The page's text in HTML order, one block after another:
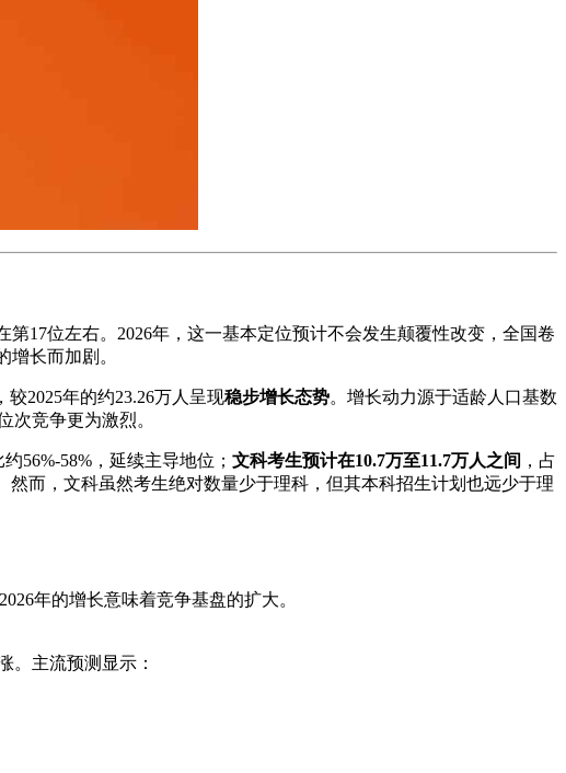
17位左右。2026年，这一基本定位预计不会发生颠覆性改变，全国卷
长而加剧。
，较2025年的约23.26万人呈现稳步增长态势。增长动力源于适龄人口基数
次竞争更为激烈。
约56%-58%，延续主导地位； 文科考生预计在10.7万至11.7万人之间 ，占
而，文科虽然考生绝对数量少于理科，但其本科招生计划也远少于理
年的增长意味着竞争基盘的扩大。
。主流预测显示：